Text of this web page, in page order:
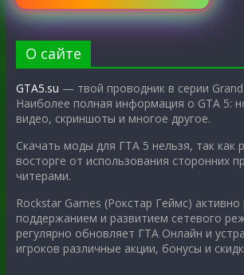
О сайте
GTA5.su — твой проводник в серии
Наиболее полная информация о GTA 5:
видео, скриншоты и многое другое.
Скачать моды для ГТА 5 нельзя, так как
восторге от использования сторонних
читерами.
Rockstar Games (Рокстар Геймс)
поддержанием и развитием сетевого
регулярно обновляет ГТА Онлайн и
игроков различные акции, бонусы и